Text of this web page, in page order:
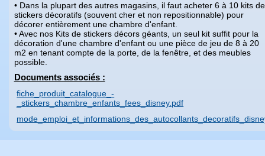
• Dans la plupart des autres magasins, il faut acheter 6 à 10 kits de
stickers décoratifs (souvent cher et non repositionnable) pour
décorer entièrement une chambre d'enfant.
• Avec nos Kits de stickers décors géants, un seul kit suffit pour la
décoration d'une chambre d'enfant ou une pièce de jeu de 8 à 20
m2 en tenant compte de la porte, de la fenêtre, et des meubles
possible.
Documents associés :
fiche_produit_catalogue_-
_stickers_chambre_enfants_fees_disney.pdf